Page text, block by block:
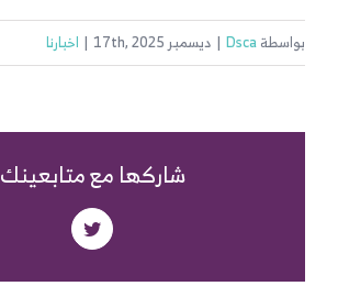
بواسطةDsca
| ديسمبر 17th, 2025 | اخبارنا
شاركها مع متابعينك
Twitter